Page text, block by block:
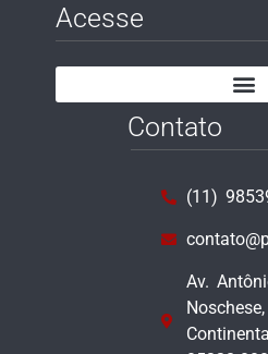
Acesse
Contato
(11)
Av.